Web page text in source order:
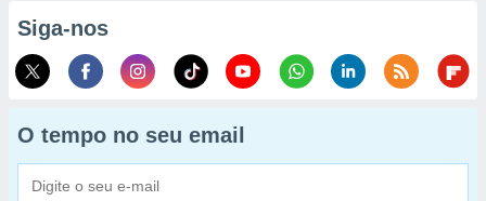
Siga-nos
O tempo no seu email